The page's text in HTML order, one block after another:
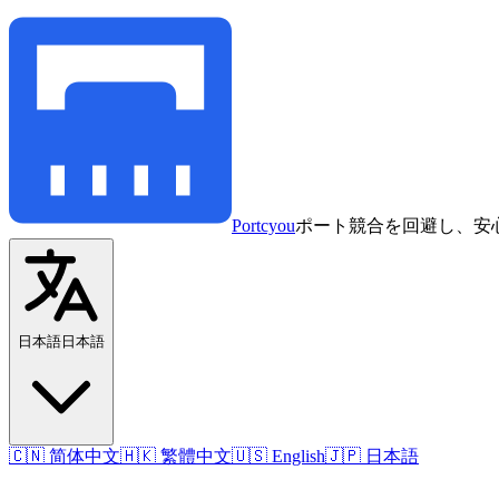
Portcyouポート競合を回避し、安
日本語 日本語
🇨🇳 简体中文🇭🇰 繁體中文🇺🇸 English🇯🇵 日本語